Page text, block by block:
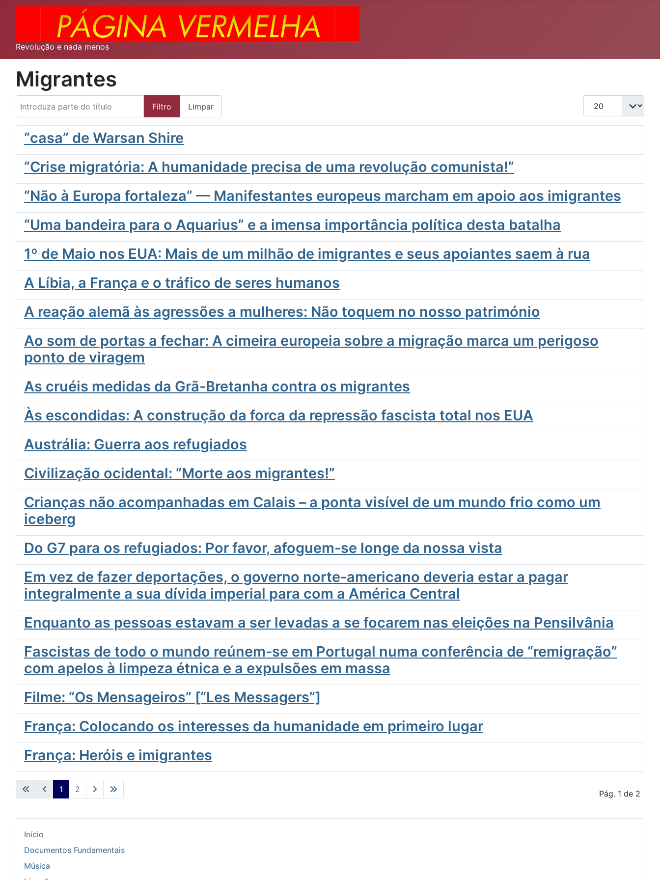
Revolução e nada menos
Migrantes
Introduza parte do título
Filtro Limpar
Qtd. a exibir
“casa” de Warsan Shire
“Crise migratória: A humanidade precisa de uma revolução comunista!”
“Não à Europa fortaleza” — Manifestantes europeus marcham em apoio aos imigrantes
“Uma bandeira para o Aquarius” e a imensa importância política desta batalha
1º de Maio nos EUA: Mais de um milhão de imigrantes e seus apoiantes saem à rua
A Líbia, a França e o tráfico de seres humanos
A reação alemã às agressões a mulheres: Não toquem no nosso património
Ao som de portas a fechar: A cimeira europeia sobre a migração marca um perigoso
ponto de viragem
As cruéis medidas da Grã-Bretanha contra os migrantes
Às escondidas: A construção da forca da repressão fascista total nos EUA
Austrália: Guerra aos refugiados
Civilização ocidental: “Morte aos migrantes!”
Crianças não acompanhadas em Calais – a ponta visível de um mundo frio como um
iceberg
Do G7 para os refugiados: Por favor, afoguem-se longe da nossa vista
Em vez de fazer deportações, o governo norte-americano deveria estar a pagar
integralmente a sua dívida imperial para com a América Central
Enquanto as pessoas estavam a ser levadas a se focarem nas eleições na Pensilvânia
Fascistas de todo o mundo reúnem-se em Portugal numa conferência de “remigração”
com apelos à limpeza étnica e a expulsões em massa
Filme: “Os Mensageiros” [“Les Messagers”]
França: Colocando os interesses da humanidade em primeiro lugar
França: Heróis e imigrantes
Pág. 1 de 2
1 2
Início
Documentos Fundamentais
Música